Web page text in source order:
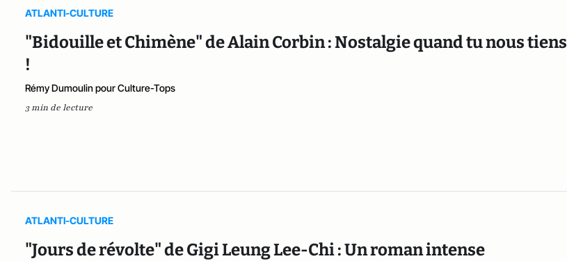
ATLANTI-CULTURE
"Bidouille et Chimène" de Alain Corbin : Nostalgie quand tu nous tiens
!
Rémy Dumoulin pour Culture-Tops
3 min de lecture
ATLANTI-CULTURE
"Jours de révolte" de Gigi Leung Lee-Chi : Un roman intense